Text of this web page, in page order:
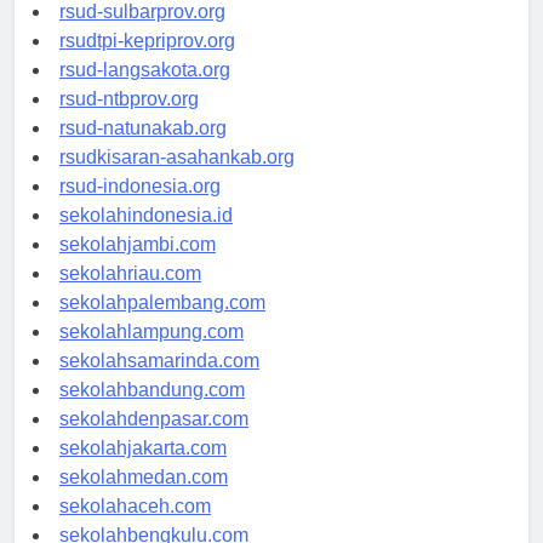
rsud-sulbarprov.org
rsudtpi-kepriprov.org
rsud-langsakota.org
rsud-ntbprov.org
rsud-natunakab.org
rsudkisaran-asahankab.org
rsud-indonesia.org
sekolahindonesia.id
sekolahjambi.com
sekolahriau.com
sekolahpalembang.com
sekolahlampung.com
sekolahsamarinda.com
sekolahbandung.com
sekolahdenpasar.com
sekolahjakarta.com
sekolahmedan.com
sekolahaceh.com